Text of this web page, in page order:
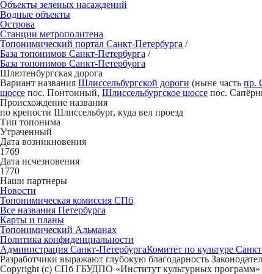
Объекты зеленых насаждений
Водные объекты
Острова
Станции метрополитена
Топонимический портал Санкт-Петербурга /
База топонимов Санкт-Петербурга /
База топонимов Санкт-Петербурга
Шлютенбургская дорога
Вариант названия Шлиссельбургской дороги (ныне часть пр.
шоссе пос. Понтонный, Шлиссельбургское шоссе пос.
Происхождение названия
по крепости Шлиссельбург, куда вел проезд
Тип топонима
Утраченный
Дата возникновения
1769
Дата исчезновения
1770
Наши партнеры
Новости
Топонимическая комиссия СПб
Все названия Петербурга
Карты и планы
Топонимический Альманах
Политика конфиденциальности
Администрация Санкт-ПетербургаКомитет по культуре
Разработчики выражают глубокую благодарность
Copyright (c) СПб ГБУДПО «Институт культурных программ»